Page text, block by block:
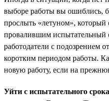
выборе работы вы ошиблись,
прослыть «летуном», который
провалившим испытательный
работодатели с подозрением
коротким периодом работы.
новую работу, если на
Уйти с испытательного